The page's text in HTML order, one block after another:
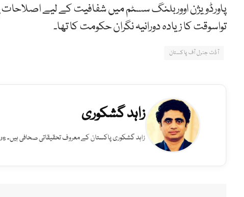
پاورڈویژن اووربلنگ سسٹم میں شفافیت کے لیے
تواسوقت کا زیادہ دورانیہ نگران حکومت کا تھا۔
آڈٹ جنرل آف پاکستان
زاہد گشکوری
زاہد گشکوری پاکستان کے معروف تحقیقاتی صحافی ہیں۔ HUM News میں بطور ایڈیٹر انویسٹیگیشن خدمات انجام دے رہے ہیں۔